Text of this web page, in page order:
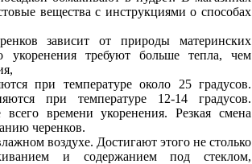
вещества с инструкциями о способах
зависит от природы материнских
укоренения требуют больше тепла, чем
при температуре около 25 градусов.
при температуре 12-14 градусов.
времени укоренения. Резкая смена
черенков.
воздухе. Достигают этого не столько
и содержанием под стеклом,